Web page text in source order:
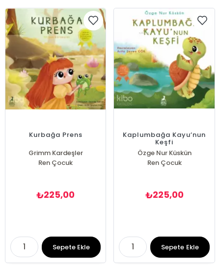
Kurbağa Prens
Grimm Kardeşler
Ren Çocuk
₺225,00
Sepete Ekle
Kaplumbağa Kayu’nun
Keşfi
Özge Nur Küskün
Ren Çocuk
₺225,00
Sepete Ekle